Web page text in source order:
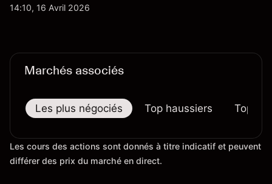
d'importation commençait à se répercuter sur
14:10, 16 Avril 2026
Marchés associés
Les plus négociés Top haussiers Top
Les cours des actions sont donnés à titre indicatif et peuvent
différer des prix du marché en direct.